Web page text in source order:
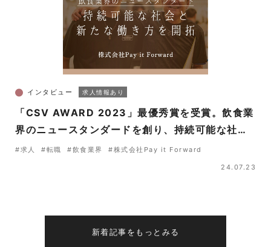
インタビュー 求人情報あり
「CSV AWARD 2023」最優秀賞を受賞。飲食業
界のニュースタンダードを創り、持続可能な社会
と従業員の新たな働き方を切り拓く。
#求人 #転職 #飲食業界 #株式会社Pay it Forward
24.07.23
新着記事をもっとみる